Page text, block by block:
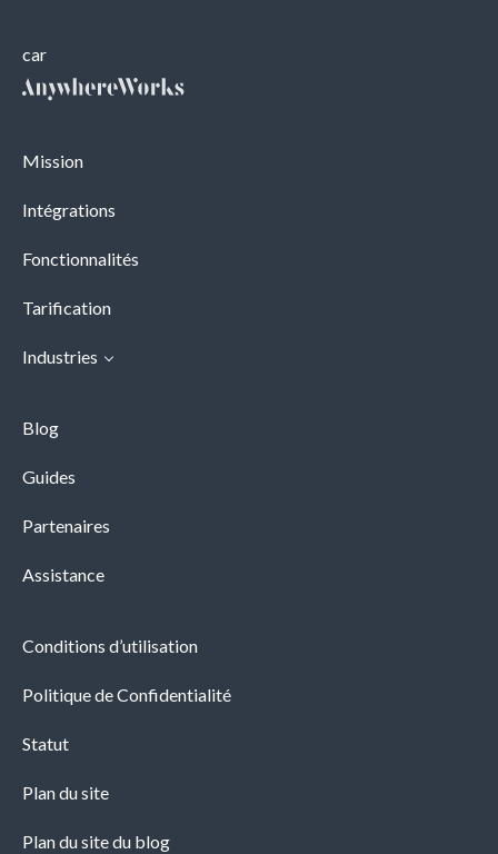
car
Mission
Intégrations
Fonctionnalités
Tarification
Industries
Blog
Guides
Partenaires
Assistance
Conditions d’utilisation
Politique de Confidentialité
Statut
Plan du site
Plan du site du blog